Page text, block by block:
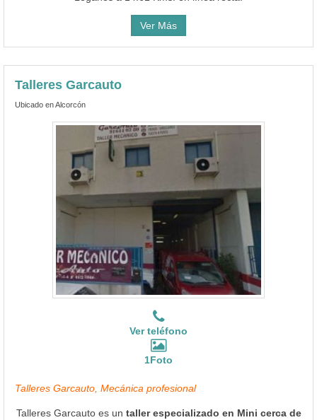
Ver Más
Talleres Garcauto
Ubicado en Alcorcón
Ver teléfono
1Foto
Talleres Garcauto, Mecánica profesional
Talleres Garcauto es un taller especializado en Mini cerca de